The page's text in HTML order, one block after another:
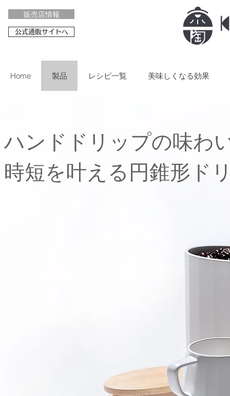
販売店情報
公式通販サイトへ
Home 製品 レシピ一覧 美味しくなる効果
ハンドドリップの味わ
時短を叶える円錐形ド